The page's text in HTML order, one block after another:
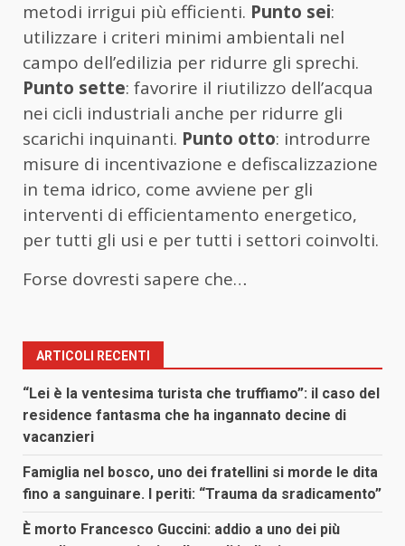
metodi irrigui più efficienti. Punto sei:
utilizzare i criteri minimi ambientali nel
campo dell’edilizia per ridurre gli sprechi.
Punto sette: favorire il riutilizzo dell’acqua
nei cicli industriali anche per ridurre gli
scarichi inquinanti. Punto otto: introdurre
misure di incentivazione e defiscalizzazione
in tema idrico, come avviene per gli
interventi di efficientamento energetico,
per tutti gli usi e per tutti i settori coinvolti.
Forse dovresti sapere che…
ARTICOLI RECENTI
“Lei è la ventesima turista che truffiamo”: il caso del
residence fantasma che ha ingannato decine di
vacanzieri
Famiglia nel bosco, uno dei fratellini si morde le dita
fino a sanguinare. I periti: “Trauma da sradicamento”
È morto Francesco Guccini: addio a uno dei più